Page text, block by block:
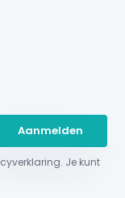
Aanmelden
Je kunt